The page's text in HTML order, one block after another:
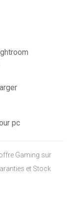
pc
Gaming sur
et Stock